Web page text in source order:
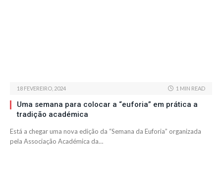
18 FEVEREIRO, 2024 1 MIN READ
Uma semana para colocar a “euforia” em prática a
tradição académica
Está a chegar uma nova edição da “Semana da Euforia” organizada
pela Associação Académica da…